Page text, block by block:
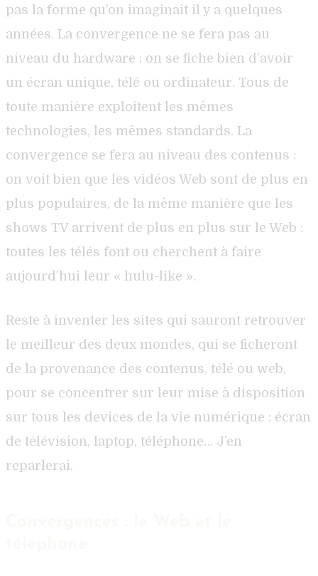
pas la forme qu’on imaginait il y a quelques
années. La convergence ne se fera pas au
niveau du hardware : on se fiche bien d’avoir
un écran unique, télé ou ordinateur. Tous de
toute manière exploitent les mêmes
technologies, les mêmes standards. La
convergence se fera au niveau des contenus :
on voit bien que les vidéos Web sont de plus en
plus populaires, de la même manière que les
shows TV arrivent de plus en plus sur le Web :
toutes les télés font ou cherchent à faire
aujourd’hui leur « hulu-like ».
Reste à inventer les sites qui sauront retrouver
le meilleur des deux mondes, qui se ficheront
de la provenance des contenus, télé ou web,
pour se concentrer sur leur mise à disposition
sur tous les devices de la vie numérique : écran
de télévision, laptop, téléphone… J’en
reparlerai.